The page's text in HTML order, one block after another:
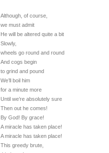
Although, of course,
we must admit
He will be altered quite a bit
Slowly,
wheels go round and round
And cogs begin
to grind and pound
We’ll boil him
for a minute more
Until we’re absolutely sure
Then out he comes!
By God! By grace!
A miracle has taken place!
A miracle has taken place!
This greedy brute,